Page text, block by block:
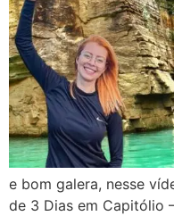
e bom galera, nesse
de 3 Dias em Capitólio